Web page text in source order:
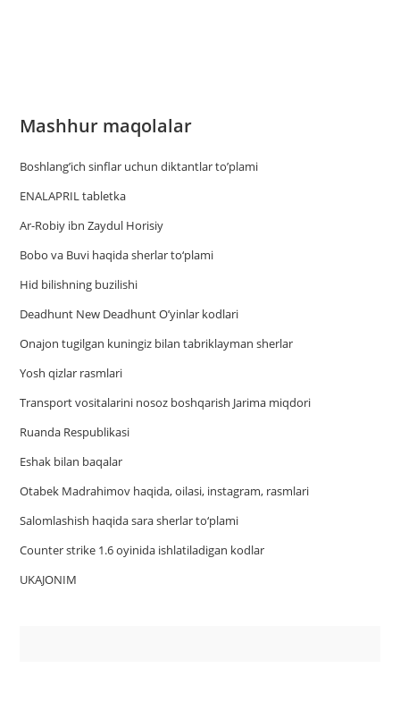
Mashhur maqolalar
Boshlang’ich sinflar uchun diktantlar to’plami
ENALAPRIL tabletka
Ar-Robiy ibn Zaydul Horisiy
Bobo va Buvi haqida sherlar to‘plami
Hid bilishning buzilishi
Deadhunt New Deadhunt O’yinlar kodlari
Onajon tugilgan kuningiz bilan tabriklayman sherlar
Yosh qizlar rasmlari
Trаnsport vositаlаrini nosoz boshqаrish Jаrimа miqdori
Ruanda Respublikasi
Eshak bilan baqalar
Otabek Madrahimov haqida, oilasi, instagram, rasmlari
Salomlashish haqida sara sherlar to‘plami
Counter strike 1.6 oyinida ishlatiladigan kodlar
UKAJONIM